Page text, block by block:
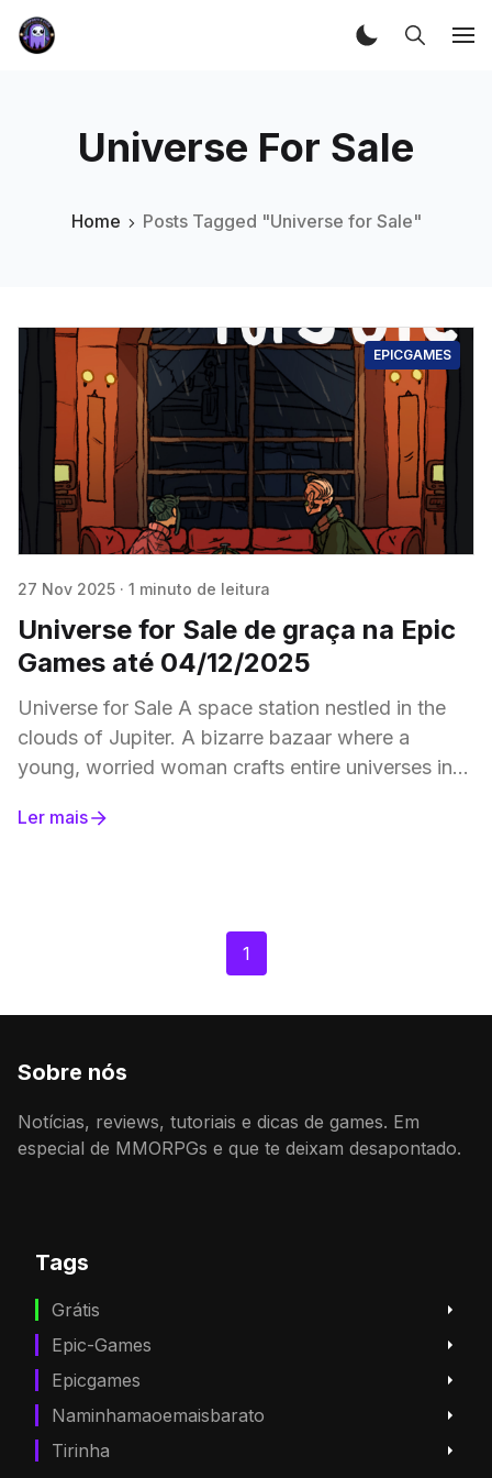
Universe For Sale
Home Posts Tagged "Universe for Sale"
EPICGAMES
27 Nov 2025 · 1 minuto de leitura
Universe for Sale de graça na Epic
Games até 04/12/2025
Universe for Sale A space station nestled in the
clouds of Jupiter. A bizarre bazaar where a
young, worried woman crafts entire universes in
Ler mais
1
Sobre nós
Notícias, reviews, tutoriais e dicas de games. Em
especial de MMORPGs e que te deixam desapontado.
Tags
Grátis
Epic-Games
Epicgames
Naminhamaoemaisbarato
Tirinha